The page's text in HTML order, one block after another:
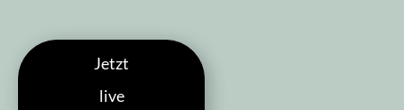
Jetzt
live